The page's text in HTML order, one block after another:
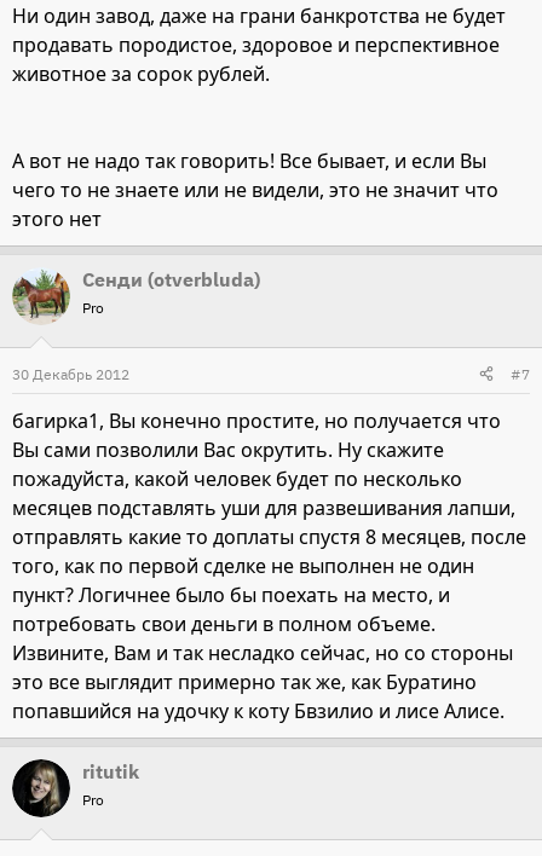
Ни один завод, даже на грани банкротства не будет
продавать породистое, здоровое и перспективное
животное за сорок рублей.
А вот не надо так говорить! Все бывает, и если Вы
чего то не знаете или не видели, это не значит что
этого нет
Сенди (otverbluda)
Pro
30 Декабрь 2012 #7
багирка1, Вы конечно простите, но получается что
Вы сами позволили Вас окрутить. Ну скажите
пожадуйста, какой человек будет по несколько
месяцев подставлять уши для развешивания лапши,
отправлять какие то доплаты спустя 8 месяцев, после
того, как по первой сделке не выполнен не один
пункт? Логичнее было бы поехать на место, и
потребовать свои деньги в полном объеме.
Извините, Вам и так несладко сейчас, но со стороны
это все выглядит примерно так же, как Буратино
попавшийся на удочку к коту Бвзилио и лисе Алисе.
ritutik
Pro